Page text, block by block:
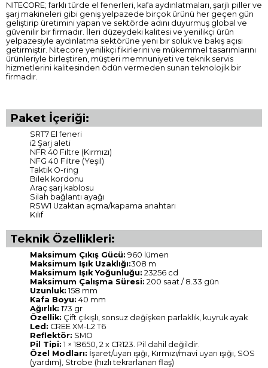
NITECORE; farklı türde el fenerleri, kafa aydınlatmaları, şarjlı piller ve
şarj makineleri gibi geniş yelpazede birçok ürünü her geçen gün
geliştirip üretimini yapan ve sektörde adını duyurmuş global ve
güvenilir bir firmadır. İleri düzeydeki kalitesi ve yenilikçi ürün
yelpazesiyle aydınlatma sektörüne yeni bir soluk ve bakış açısı
getirmiştir. Nitecore yenilikçi fikirlerini ve mükemmel tasarımlarını
ürünleriyle birleştiren, müşteri memnuniyeti ve teknik servis
hizmetlerini kalitesinden ödün vermeden sunan teknolojik bir
firmadır.
Paket İçeriği:
SRT7 El feneri
i2 Şarj aleti
NFR 40 Filtre (Kırmızı)
NFG 40 Filtre (Yeşil)
Taktik O-ring
Bilek kordonu
Araç şarj kablosu
Silah bağlantı ayağı
RSW1 Uzaktan açma/kapama anahtarı
Kılıf
Teknik Özellikleri:
Maksimum Çıkış Gücü: 960 lümen
Maksimum Işık Uzaklığı:308 m
Maksimum Işık Yoğunluğu: 23256 cd
Maksimum Çalışma Süresi: 200 saat / 8.33 gün
Uzunluk: 158 mm
Kafa Boyu: 40 mm
Ağırlık: 173 gr
Özellik: Çift çıkışlı, sonsuz değişken parlaklık, kuyruk ayak
Led: CREE XM-L2 T6
Reflektör: SMO
Pil Tipi: 1 × 18650, 2 x CR123. Pil dahil değildir.
Özel Modları: İşaret/uyarı ışığı, Kırmızı/mavi uyarı ışığı, SOS
(yardım), Strobe (hızlı tekrarlanan flaş)